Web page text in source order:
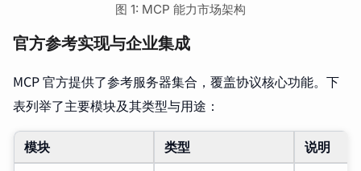
图 1: MCP 能力市场架构
官方参考实现与企业集成
MCP 官方提供了参考服务器集合，覆盖协议核心功能。下
表列举了主要模块及其类型与用途：
模块 类型
说明